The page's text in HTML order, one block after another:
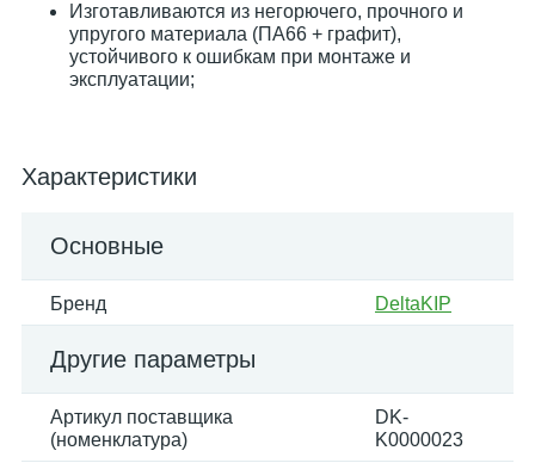
Изготавливаются из негорючего, прочного и
упругого материала (ПА66 + графит),
устойчивого к ошибкам при монтаже и
эксплуатации;
Характеристики
Основные
Бренд DeltaKIP
Другие параметры
Артикул поставщика
(номенклатура)
DK-
K0000023